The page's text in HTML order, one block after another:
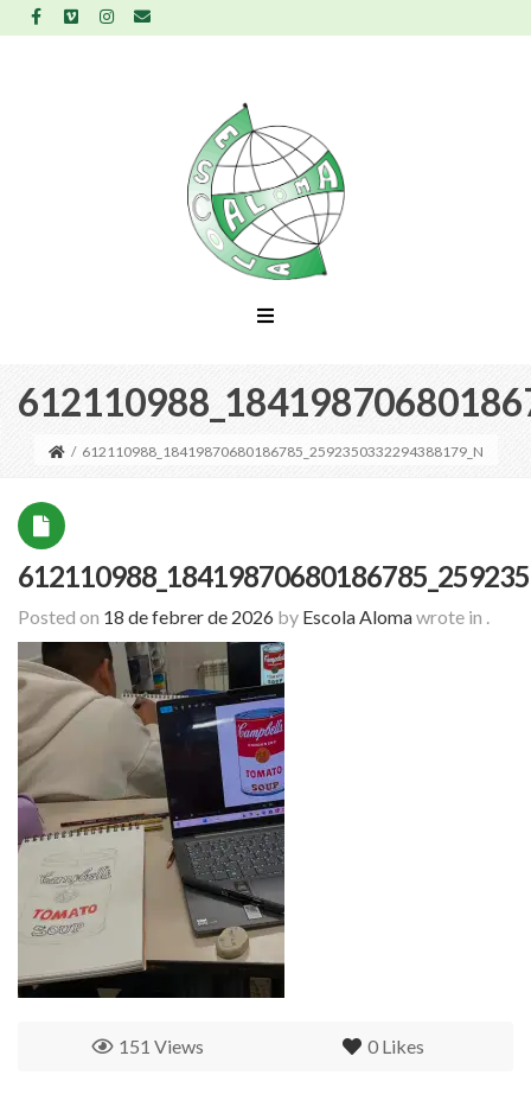
/ 612110988_18419870680186785_2592350332294388179_N
Posted on 18 de febrer de 2026 by Escola Alomawrote in .
0 Likes
151 Views